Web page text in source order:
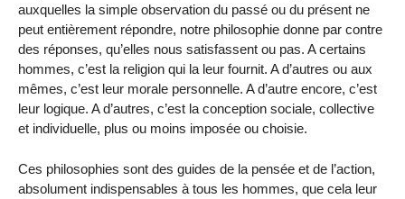
auxquelles la simple observation du passé ou du présent ne
peut entièrement répondre, notre philosophie donne par contre
des réponses, qu’elles nous satisfassent ou pas. A certains
hommes, c’est la religion qui la leur fournit. A d’autres ou aux
mêmes, c’est leur morale personnelle. A d’autre encore, c’est
leur logique. A d’autres, c’est la conception sociale, collective
et individuelle, plus ou moins imposée ou choisie.
Ces philosophies sont des guides de la pensée et de l’action,
absolument indispensables à tous les hommes, que cela leur